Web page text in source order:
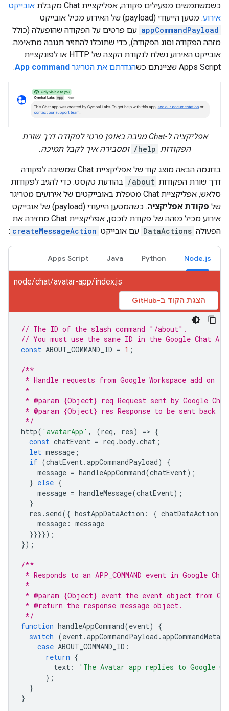
כשמשתמשים מפעילים פקודה, אפליקציית Chat מקבלת
אובייקט
אירוע. מטען הייעודי (payload) של האירוע מכיל אובייקט
appCommandPayload עם פרטים על הפקודה שהופעלה (כולל
מזהה הפקודה וסוג הפקודה), כדי שתוכלו להחזיר תגובה מתאימה.
אובייקט האירוע נשלח לנקודת הקצה של HTTP או לפונקציית
Apps Script שציינתם כש
הגדרתם את הטריגר App command
.
אפליקציה ל-Chat מגיבה באופן פרטי לפקודה דרך שורת
הפקודות /help ומסבירה איך לקבל תמיכה.
בדוגמה הבאה מוצג קוד של אפליקציית Chat שמשיבה לפקודה
דרך שורת הפקודות /about בהודעת טקסט. כדי להגיב לפקודות
סלאש, אפליקציית Chat מטפלת באובייקטים של אירועים מטריגר
של פקודת אפליקציה
. כשהמטען הייעודי (payload) של אובייקט
אירוע מכיל מזהה של פקודת לוכסן, אפליקציית Chat מחזירה את
הפעולה DataActions עם אובייקט createMessageAction
:
Node.js
Python
Java
Apps Script
node/chat/avatar-app/index.js
הצגת הקוד ב-GitHub
// The ID of the slash command "/about".
// You must use the same ID in the Google Chat
const ABOUT_COMMAND_ID = 1 ;
/**
* Handle requests from Google Workspace add on
*
* @param {Object} req Request sent by Google Chat
* @param {Object} res Response to be sent back to
*/
http( 'avatarApp' , (req, res) => {
const chatEvent = req .body.chat ;
let message ;
if (chatEvent.appCommandPayload)
{
message = handleAppCommand(chatEvent);
} else {
message = handleMessage(chatEvent);
}
res . send({ hostAppDataAction : { chatDataAction
message : message
}}}});
});
/**
* Responds to an APP_COMMAND event in Google
*
* @param {Object} event the event object from
* @return the response message object.
*/
function handleAppCommand(event)
{
switch (event.appCommandPayload .
case ABOUT_COMMAND_ID :
return {
text :
'The Avatar app replies to Google
};
}
}